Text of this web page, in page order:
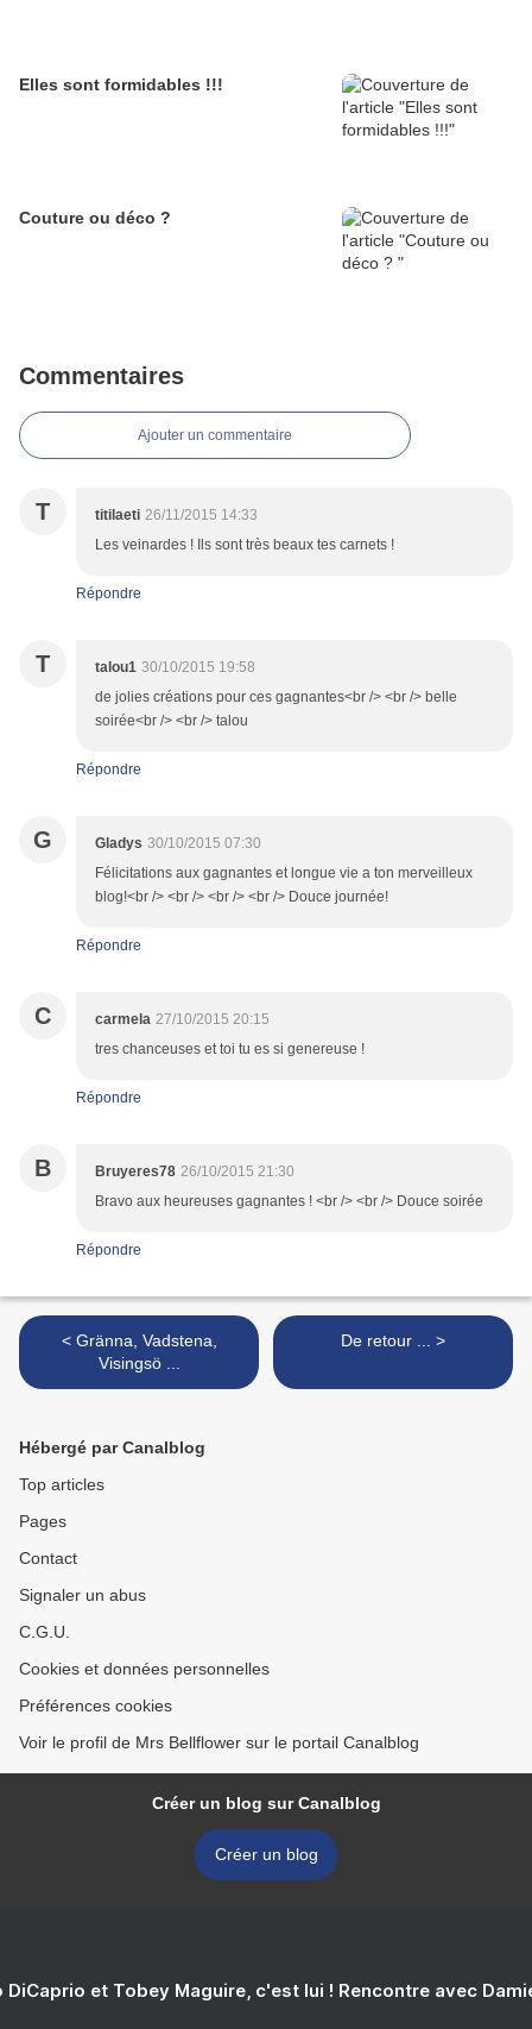
Elles sont formidables !!!
Couture ou déco ?
Commentaires
Ajouter un commentaire
T titilaeti 26/11/2015 14:33
Les veinardes ! Ils sont très beaux tes carnets !
Répondre
T talou1 30/10/2015 19:58
de jolies créations pour ces gagnantes<br /> <br /> belle
soirée<br /> <br /> talou
Répondre
G Gladys 30/10/2015 07:30
Félicitations aux gagnantes et longue vie a ton merveilleux
blog!<br /> <br /> <br /> <br /> Douce journée!
Répondre
C carmela 27/10/2015 20:15
tres chanceuses et toi tu es si genereuse !
Répondre
B Bruyeres78 26/10/2015 21:30
Bravo aux heureuses gagnantes ! <br /> <br /> Douce soirée
Répondre
< Gränna, Vadstena,
Visingsö ...
De retour ... >
Hébergé par Canalblog
Top articles
Pages
Contact
Signaler un abus
C.G.U.
Cookies et données personnelles
Préférences cookies
Voir le profil de Mrs Bellflower sur le portail Canalblog
Créer un blog sur Canalblog
Créer un blog
DiCaprio et Tobey Maguire, c'est lui ! Rencontre avec